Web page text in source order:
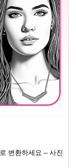
변환하세요 – 사진